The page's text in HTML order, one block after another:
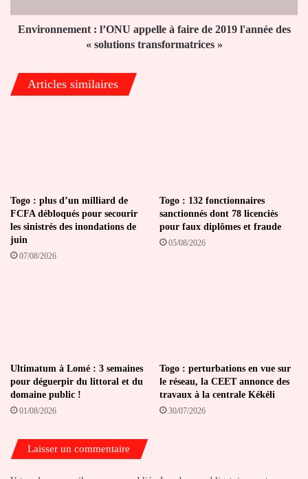
l'année
des
transformatrices
»
Environnement : l’ONU appelle à faire de 2019 l'année des
« solutions transformatrices »
Articles similaires
Togo : plus d’un milliard de
FCFA débloqués pour secourir
les sinistrés des inondations de
juin
07/08/2026
Togo : 132 fonctionnaires
sanctionnés dont 78 licenciés
pour faux diplômes et fraude
05/08/2026
Ultimatum à Lomé : 3 semaines
pour déguerpir du littoral et du
domaine public !
01/08/2026
Togo : perturbations en vue sur
le réseau, la CEET annonce des
travaux à la centrale Kékéli
30/07/2026
Laisser un commentaire